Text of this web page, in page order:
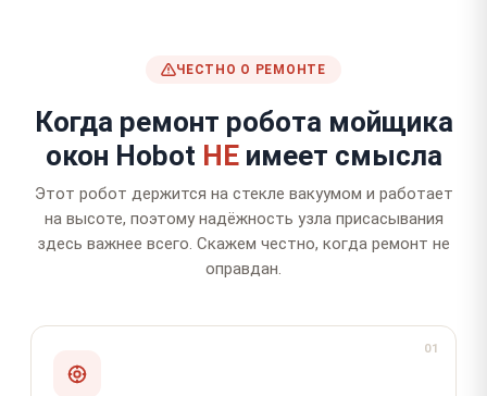
ЧЕСТНО О РЕМОНТЕ
Когда ремонт робота мойщика
окон Hobot НЕимеет смысла
Этот робот держится на стекле вакуумом и работает
на высоте, поэтому надёжность узла присасывания
здесь важнее всего. Скажем честно, когда ремонт не
оправдан.
01